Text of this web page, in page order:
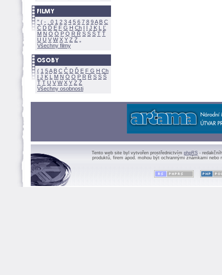
" ( - 0 1 2 3 4 5 6 7 8 9A B C
Č D Ď E F G H Ch I Í J K L
Ľ
M N O Ó P Q R Ř S Ś T Ť
U Ú V W X Y Z
Všechny filmy
( 1 5A B C Č D Ď E F G H Ch
I J K L M N Ó O P R Ř S Ś
Ť T U V W X Y Z
Všechny osobnosti
Tento web site byl vytvořen prostřednictvím phpRS -
produktů, firem apod. mohou být ochrannými známkami